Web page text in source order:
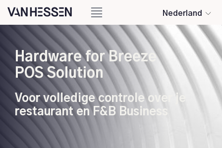
Nederland
Hardware for Breeze
POS Solution
Voor volledige controle over je
restaurant en F&B Business